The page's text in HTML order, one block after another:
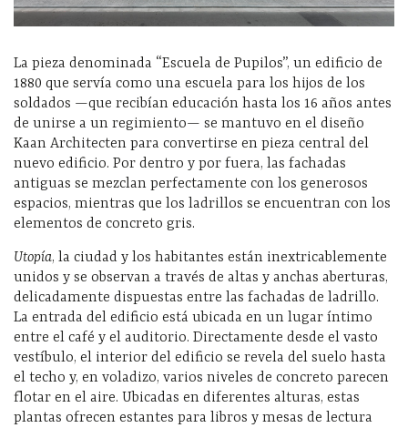
La pieza denominada “Escuela de Pupilos”, un edificio de
1880 que servía como una escuela para los hijos de los
soldados —que recibían educación hasta los 16 años antes
de unirse a un regimiento— se mantuvo en el diseño
Kaan Architecten para convertirse en pieza central del
nuevo edificio. Por dentro y por fuera, las fachadas
antiguas se mezclan perfectamente con los generosos
espacios, mientras que los ladrillos se encuentran con los
elementos de concreto gris.
Utopía, la ciudad y los habitantes están inextricablemente
unidos y se observan a través de altas y anchas aberturas,
delicadamente dispuestas entre las fachadas de ladrillo.
La entrada del edificio está ubicada en un lugar íntimo
entre el café y el auditorio. Directamente desde el vasto
vestíbulo, el interior del edificio se revela del suelo hasta
el techo y, en voladizo, varios niveles de concreto parecen
flotar en el aire. Ubicadas en diferentes alturas, estas
plantas ofrecen estantes para libros y mesas de lectura